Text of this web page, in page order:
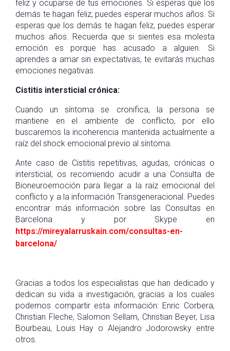
feliz y ocuparse de tus emociones. Si esperas que los
demás te hagan feliz, puedes esperar muchos años. Si
esperas que los demás te hagan feliz, puedes esperar
muchos años. Recuerda que si sientes esa molesta
emoción es porque has acusado a alguien. Si
aprendes a amar sin expectativas, te evitarás muchas
emociones negativas.
Cistitis intersticial crónica:
Cuando un síntoma se cronifica, la persona se
mantiene en el ambiente de conflicto, por ello
buscaremos la incoherencia mantenida actualmente a
raíz del shock emocional previo al síntoma.
Ante caso de Cistitis repetitivas, agudas, crónicas o
intersticial, os recomiendo acudir a una Consulta de
Bioneuroemoción para llegar a la raíz emocional del
conflicto y a la información Transgeneracional. Puedes
encontrar más información sobre las Consultas en
Barcelona y por Skype en
https://mireyalarruskain.com/consultas-en-
barcelona/
Gracias a todos los especialistas que han dedicado y
dedican su vida a investigación, gracias a los cuales
podemos compartir esta información: Enric Corbera,
Christian Fleche, Salomon Sellam, Christian Beyer, Lisa
Bourbeau, Louis Hay o Alejandro Jodorowsky entre
otros.